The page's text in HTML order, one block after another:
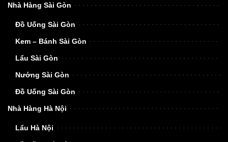
Nhà Hàng Sài Gòn
Đồ Uống Sài Gòn
Kem – Bánh Sài Gòn
Lẩu Sài Gòn
Nướng Sài Gòn
Đồ Uống Sài Gòn
Nhà Hàng Hà Nội
Lẩu Hà Nội